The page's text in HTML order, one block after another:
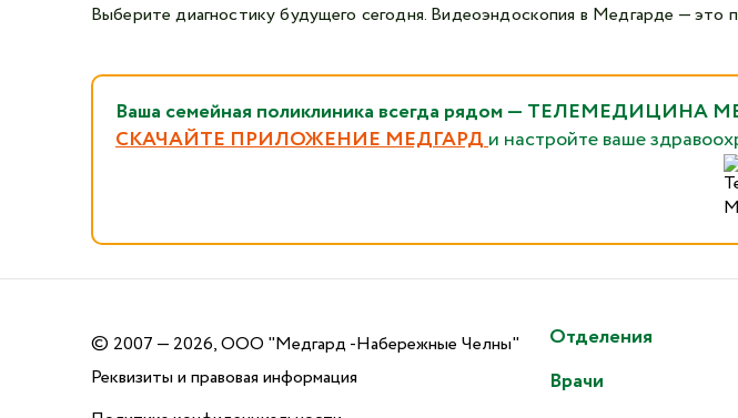
Выберите диагностику будущего сегодня. Видеоэндоскопия в Медгарде — это
Ваша семейная поликлиника всегда рядом — ТЕЛЕМЕДИЦИНА
СКАЧАЙТЕ ПРИЛОЖЕНИЕ МЕДГАРДи настройте ваше
© 2007 — 2026, ООО "Медгард -Набережные Челны"
Реквизиты и правовая информация
Отделения
Врачи